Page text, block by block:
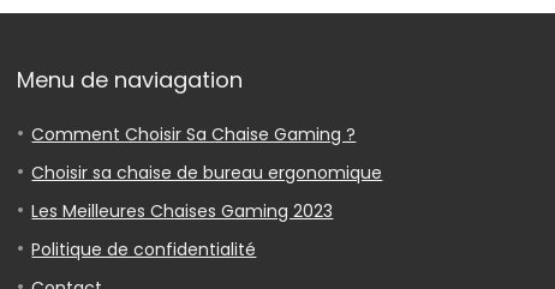
Menu de naviagation
Comment Choisir Sa Chaise Gaming ?
Choisir sa chaise de bureau ergonomique
Les Meilleures Chaises Gaming 2023
Politique de confidentialité